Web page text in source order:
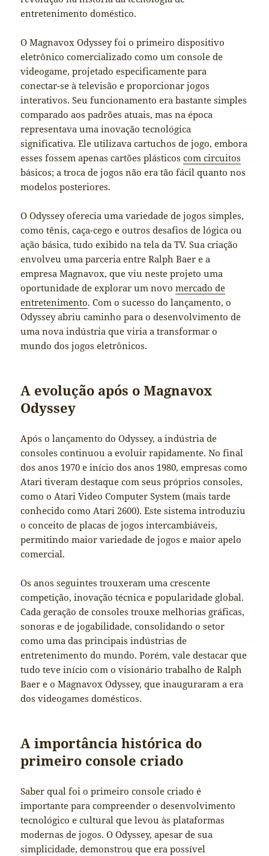
entretenimento doméstico.
O Magnavox Odyssey foi o primeiro dispositivo
eletrônico comercializado como um console de
videogame, projetado especificamente para
conectar-se à televisão e proporcionar jogos
interativos. Seu funcionamento era bastante simples
comparado aos padrões atuais, mas na época
representava uma inovação tecnológica
significativa. Ele utilizava cartuchos de jogo, embora
esses fossem apenas cartões plásticoscom circuitos
básicos; a troca de jogos não era tão fácil quanto nos
modelos posteriores.
O Odyssey oferecia uma variedade de jogos simples,
como tênis, caça-cego e outros desafios de lógica ou
ação básica, tudo exibido na tela da TV. Sua criação
envolveu uma parceria entre Ralph Baer e a
empresa Magnavox, que viu neste projeto uma
oportunidade de explorar um novomercado de
entretenimento. Com o sucesso do lançamento, o
Odyssey abriu caminho para o desenvolvimento de
uma nova indústria que viria a transformar o
mundo dos jogos eletrônicos.
A evolução após o Magnavox
Odyssey
Após o lançamento do Odyssey, a indústria de
consoles continuou a evoluir rapidamente. No final
dos anos 1970 e início dos anos 1980, empresas como
Atari tiveram destaque com seus próprios consoles,
como o Atari Video Computer System (mais tarde
conhecido como Atari 2600). Este sistema introduziu
o conceito de placas de jogos intercambiáveis,
permitindo maior variedade de jogos e maior apelo
comercial.
Os anos seguintes trouxeram uma crescente
competição, inovação técnica e popularidade global.
Cada geração de consoles trouxe melhorias gráficas,
sonoras e de jogabilidade, consolidando o setor
como uma das principais indústrias de
entretenimento do mundo. Porém, vale destacar que
tudo teve início com o visionário trabalho de Ralph
Baer e o Magnavox Odyssey, que inauguraram a era
dos videogames domésticos.
A importância histórica do
primeiro console criado
Saber qual foi o primeiro console criado é
importante para compreender o desenvolvimento
tecnológico e cultural que levou às plataformas
modernas de jogos. O Odyssey, apesar de sua
simplicidade, demonstrou que era possível